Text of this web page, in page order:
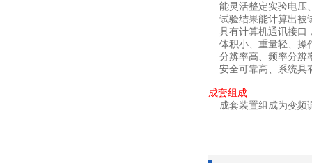
能灵活整定实验电压
试验结果能计算出被
具有计算机通讯接口
体积小、重量轻、操
分辨率高、频率分辨
安全可靠高、系统具
成套组成
成套装置组成为变频